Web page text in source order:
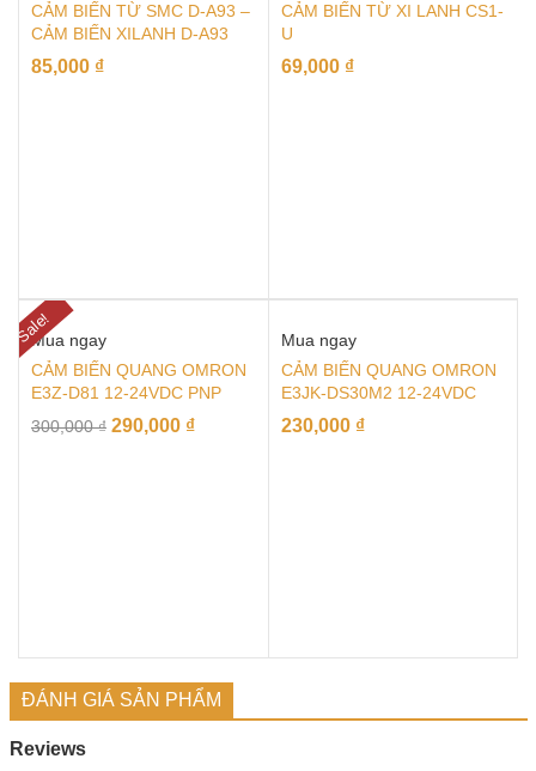
CẢM BIẾN TỪ SMC D-A93 –
CẢM BIẾN XILANH D-A93
85,000 ₫
CẢM BIẾN TỪ XI LANH CS1-
U
69,000 ₫
Sale!
Mua ngay
CẢM BIẾN QUANG OMRON
E3Z-D81 12-24VDC PNP
300,000₫ 290,000 ₫
Mua ngay
CẢM BIẾN QUANG OMRON
E3JK-DS30M2 12-24VDC
230,000 ₫
ĐÁNH GIÁ SẢN PHẨM
Reviews